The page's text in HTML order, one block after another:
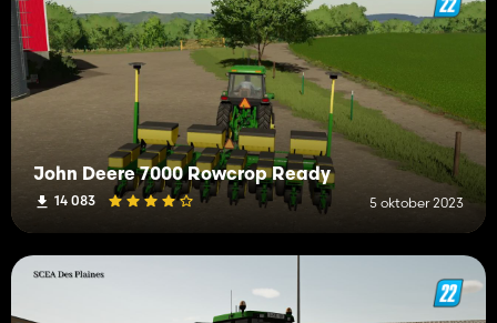
John Deere 7000 Rowcrop Ready
14 083 5 oktober 2023